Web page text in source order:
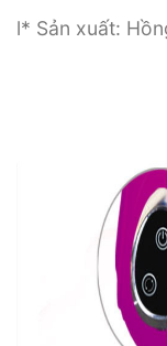
l* Sản xuất: